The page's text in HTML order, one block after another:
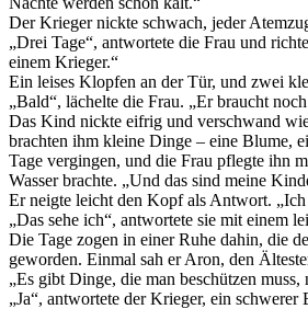
Der Krieger nickte schwach, jeder
„Drei Tage“, antwortete die Frau und
einem Krieger.“
Ein leises Klopfen an der Tür, und zwei
„Bald“, lächelte die Frau. „Er braucht
Das Kind nickte eifrig und verschwand
brachten ihm kleine Dinge – eine Blume,
Tage vergingen, und die Frau pflegte ihn
Wasser brachte. „Und das sind meine
Er neigte leicht den Kopf als Antwort.
„Das sehe ich“, antwortete sie mit einem
Die Tage zogen in einer Ruhe dahin, die
geworden. Einmal sah er Aron, den
„Es gibt Dinge, die man beschützen
„Ja“, antwortete der Krieger, ein